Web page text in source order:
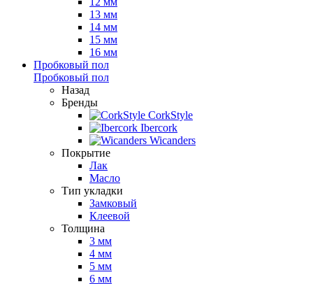
13 мм
14 мм
15 мм
16 мм
Пробковый пол
Пробковый пол
Назад
Бренды
CorkStyle
Ibercork
Wicanders
Покрытие
Лак
Масло
Тип укладки
Замковый
Клеевой
Толщина
3 мм
4 мм
5 мм
6 мм